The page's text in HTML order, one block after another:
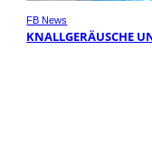
FB News
KNALLGERÄUSCHE